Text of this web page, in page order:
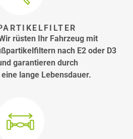
rüsten Ihr Fahrzeug mit
nach E2 oder D3
garantieren durch
lange Lebensdauer.